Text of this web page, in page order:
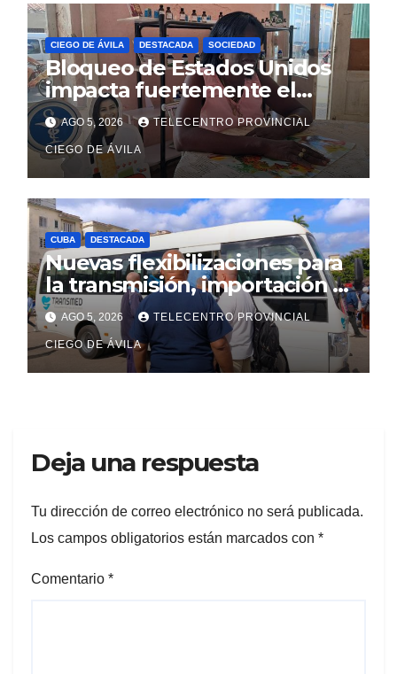
CIEGO DE ÁVILA DESTACADA SOCIEDAD
Bloqueo de Estados Unidos
impacta fuertemente el
acceso a medicamentos
esenciales
AGO 5, 2026 TELECENTRO PROVINCIAL
CIEGO DE ÁVILA
CUBA DESTACADA
Nuevas flexibilizaciones para
la transmisión, importación y
comercialización de
vehículos en Cuba
AGO 5, 2026 TELECENTRO PROVINCIAL
CIEGO DE ÁVILA
Deja una respuesta
Tu dirección de correo electrónico no será publicada.
Los campos obligatorios están marcados con *
Comentario *